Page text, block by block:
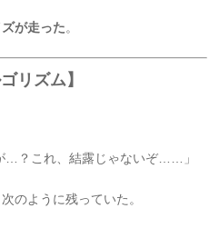
ズが走った。
リズム】
…？これ、結露じゃないぞ……」
のように残っていた。